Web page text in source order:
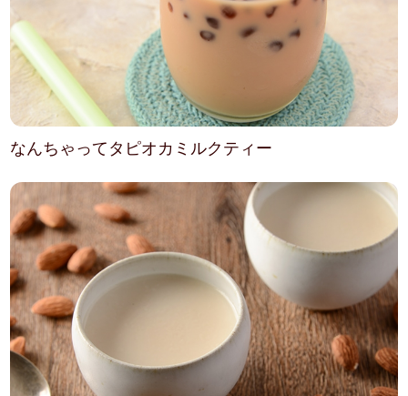
なんちゃってタピオカミルクティー